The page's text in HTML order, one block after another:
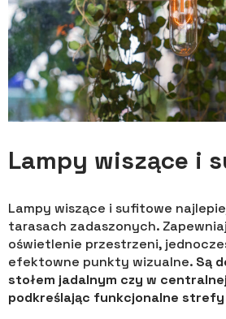
Lampy wiszące i
Lampy wiszące i sufitowe
tarasach zadaszonych.
oświetlenie przestrzeni,
efektowne punkty wizualne. Są
stołem jadalnym czy w
podkreślając funkcjonalne